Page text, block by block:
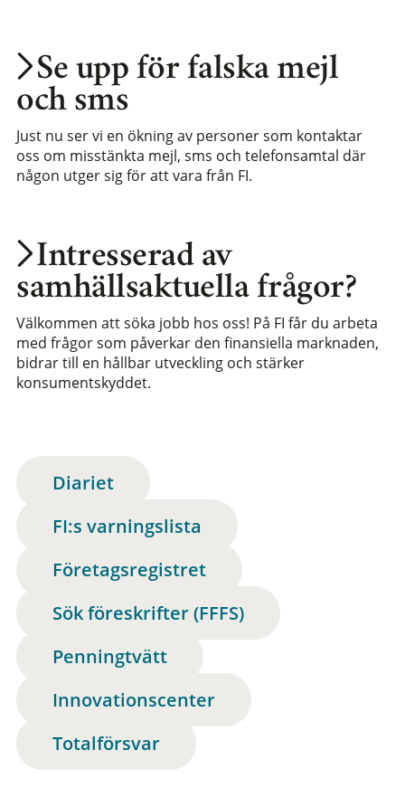
Intresserad av
samhällsaktuella frågor?
Välkommen att söka jobb hos oss! På FI får du arbeta
med frågor som påverkar den finansiella marknaden,
bidrar till en hållbar utveckling och stärker
konsumentskyddet.
Se upp för falska mejl
och sms
Just nu ser vi en ökning av personer som kontaktar
oss om misstänkta mejl, sms och telefonsamtal där
någon utger sig för att vara från FI.
Diariet
FI:s varningslista
Företagsregistret
Sök föreskrifter (FFFS)
Penningtvätt
Innovationscenter
Totalförsvar